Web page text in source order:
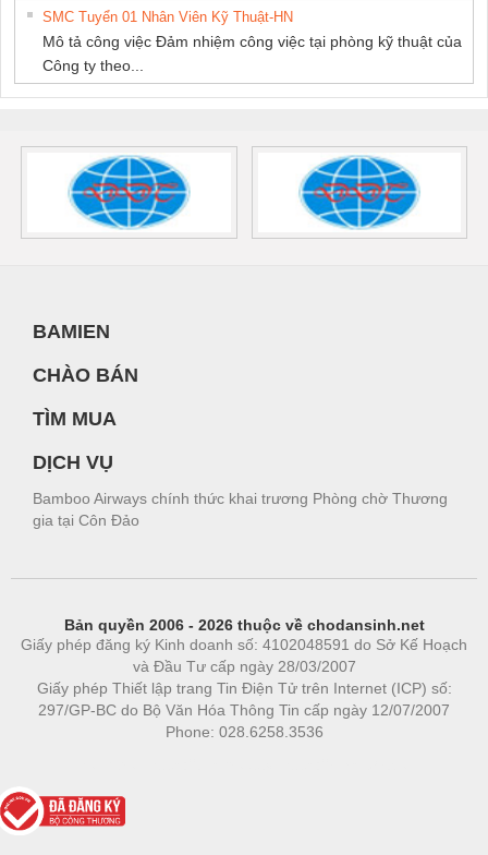
SMC Tuyển 01 Nhân Viên Kỹ Thuật-HN
Mô tả công việc Đảm nhiệm công việc tại phòng kỹ thuật của
Công ty theo...
BAMIEN
CHÀO BÁN
TÌM MUA
DỊCH VỤ
Bamboo Airways chính thức khai trương Phòng chờ Thương
gia tại Côn Đảo
Bản quyền 2006 - 2026 thuộc về chodansinh.net
Giấy phép đăng ký Kinh doanh số: 4102048591 do Sở Kế Hoạch
và Đầu Tư cấp ngày 28/03/2007
Giấy phép Thiết lập trang Tin Điện Tử trên Internet (ICP) số:
297/GP-BC do Bộ Văn Hóa Thông Tin cấp ngày 12/07/2007
Phone: 028.6258.3536